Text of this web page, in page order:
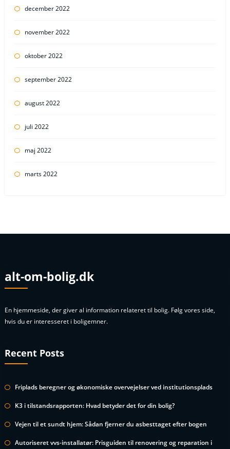
december 2022
november 2022
oktober 2022
september 2022
august 2022
juli 2022
maj 2022
marts 2022
alt-om-bolig.dk
En hjemmeside, der giver al information relateret til bolig. Følg vores side,
hvis du er interesseret i boligemner.
Recent Posts
Friplads beregner og økonomiske overvejelser ved institutionsplads
K3 i tilstandsrapporten: Hvad betyder det for din bolig?
Vejen til et sundt hjem: Sådan fjerner du asbesttaget efter bogen
Autoriseret vvs-installatør: Prisguiden til renovering og reparation i